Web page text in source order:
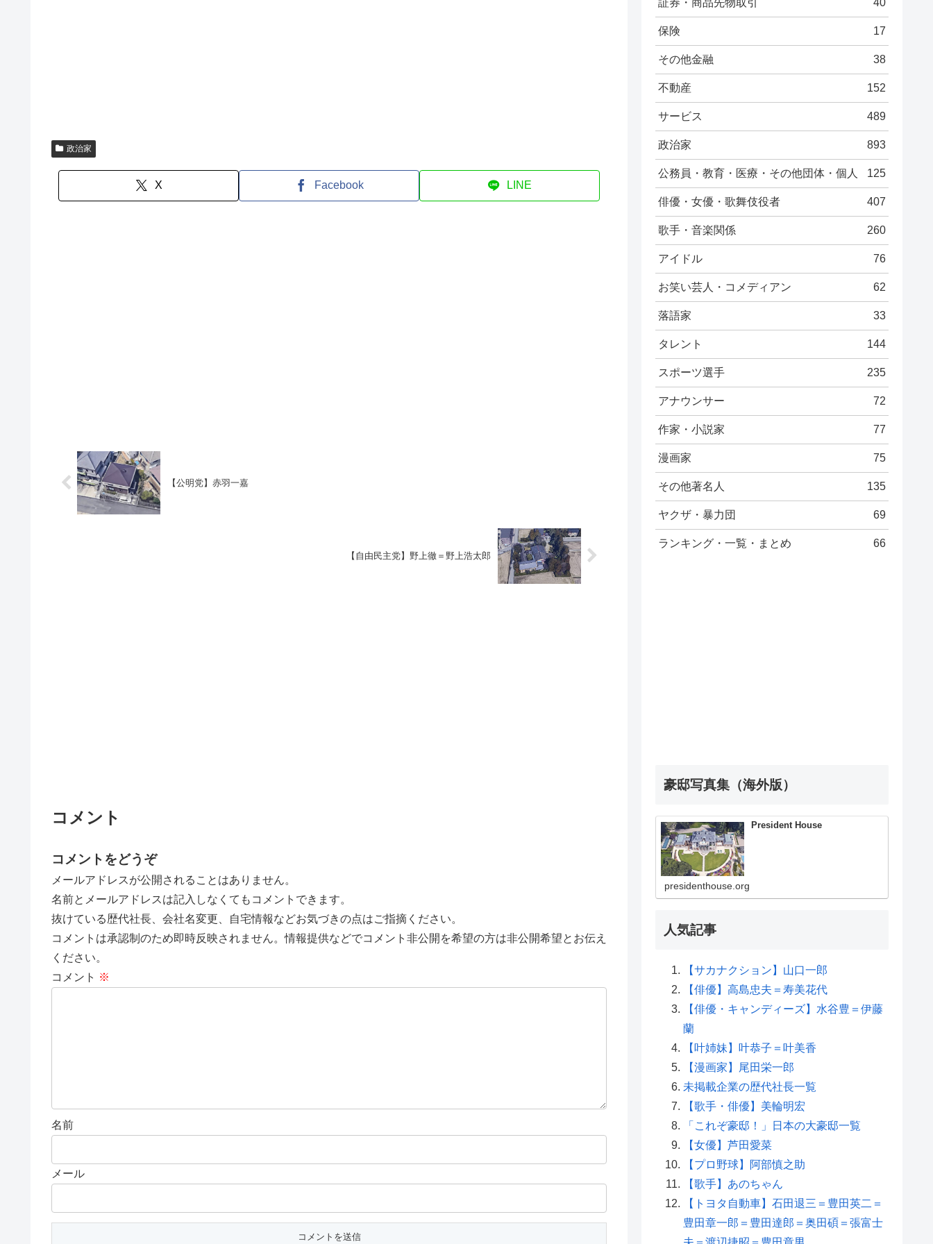
政治家
X Facebook LINE
【公明党】赤羽一嘉
【自由民主党】野上徹＝野上浩太郎
コメント
コメントをどうぞ
メールアドレスが公開されることはありません。
名前とメールアドレスは記入しなくてもコメントできます。
抜けている歴代社長、会社名変更、自宅情報などお気づきの点はご指摘ください。
コメントは承認制のため即時反映されません。情報提供などでコメント非公開を希望の方は非公開希望とお伝え
ください。
コメント ※
名前
メール
保険 17
その他金融 38
不動産 152
サービス 489
政治家 893
公務員・教育・医療・その他団体・個人 125
俳優・女優・歌舞伎役者 407
歌手・音楽関係 260
アイドル 76
お笑い芸人・コメディアン 62
落語家 33
タレント 144
スポーツ選手 235
アナウンサー 72
作家・小説家 77
漫画家 75
その他著名人 135
ヤクザ・暴力団 69
ランキング・一覧・まとめ 66
豪邸写真集（海外版）
President House
presidenthouse.org
人気記事
【サカナクション】山口一郎
【俳優】高島忠夫＝寿美花代
【俳優・キャンディーズ】水谷豊＝伊藤
蘭
【叶姉妹】叶恭子＝叶美香
【漫画家】尾田栄一郎
未掲載企業の歴代社長一覧
【歌手・俳優】美輪明宏
「これぞ豪邸！」日本の大豪邸一覧
【女優】芦田愛菜
【プロ野球】阿部慎之助
【歌手】あのちゃん
【トヨタ自動車】石田退三＝豊田英二＝
豊田章一郎＝豊田達郎＝奥田碩＝張富士